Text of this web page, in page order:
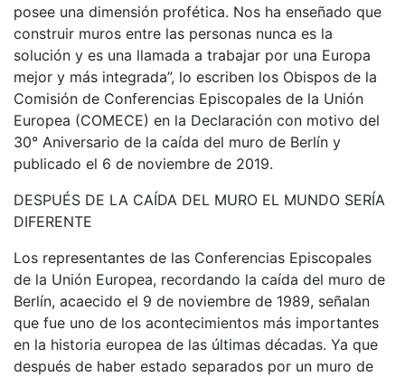
posee una dimensión profética. Nos ha enseñado que
construir muros entre las personas nunca es la
solución y es una llamada a trabajar por una Europa
mejor y más integrada”, lo escriben los Obispos de la
Comisión de Conferencias Episcopales de la Unión
Europea (COMECE) en la Declaración con motivo del
30° Aniversario de la caída del muro de Berlín y
publicado el 6 de noviembre de 2019.
DESPUÉS DE LA CAÍDA DEL MURO EL MUNDO SERÍA
DIFERENTE
Los representantes de las Conferencias Episcopales
de la Unión Europea, recordando la caída del muro de
Berlín, acaecido el 9 de noviembre de 1989, señalan
que fue uno de los acontecimientos más importantes
en la historia europea de las últimas décadas. Ya que
después de haber estado separados por un muro de